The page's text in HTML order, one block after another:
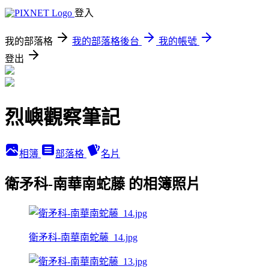
登入
我的部落格 我的部落格後台
我的帳號
登出
烈嶼觀察筆記
相簿 部落格 名片
衛矛科-南華南蛇藤 的相簿照片
衛矛科-南華南蛇藤_14.jpg